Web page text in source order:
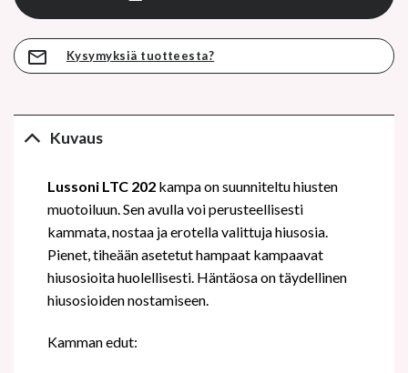
Kysymyksiä tuotteesta?
Kuvaus
Lussoni LTC 202kampa on suunniteltu hiusten
muotoiluun. Sen avulla voi perusteellisesti
kammata, nostaa ja erotella valittuja hiusosia.
Pienet, tiheään asetetut hampaat kampaavat
hiusosioita huolellisesti. Häntäosa on täydellinen
hiusosioiden nostamiseen.
Kamman edut: